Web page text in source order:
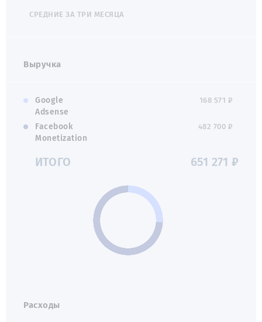
СРЕДНИЕ ЗА ТРИ МЕСЯЦА
Выручка
Google
Adsense
168 571 ₽
Facebook
Monetization
482 700 ₽
ИТОГО 651 271 ₽
Расходы